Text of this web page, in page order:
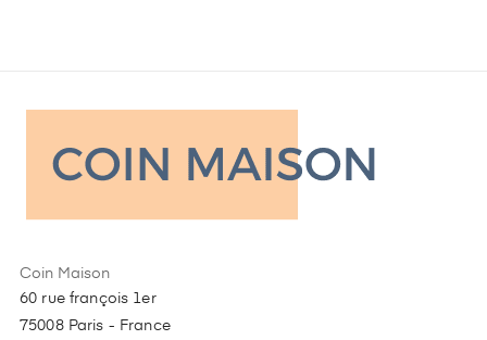
Coin Maison
60 rue françois 1er
75008 Paris - France